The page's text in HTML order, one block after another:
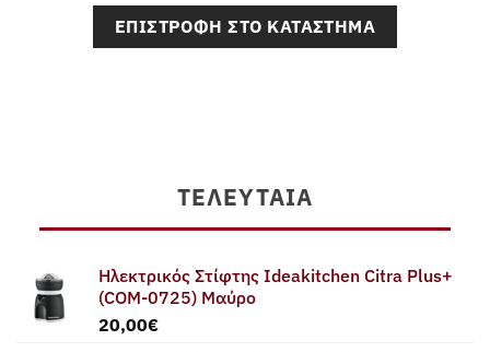
ΕΠΙΣΤΡΟΦΉ ΣΤΟ ΚΑΤΆΣΤΗΜΑ
ΤΕΛΕΥΤΑΊΑ
Ηλεκτρικός Στίφτης Ideakitchen Citra Plus+
(COM-0725) Μαύρο
20,00€